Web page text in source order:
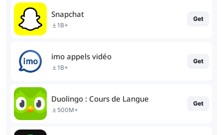
Snapchat
1B+
Get
imo appels vidéo
1B+
Get
Duolingo : Cours de Langue
500M+
Get